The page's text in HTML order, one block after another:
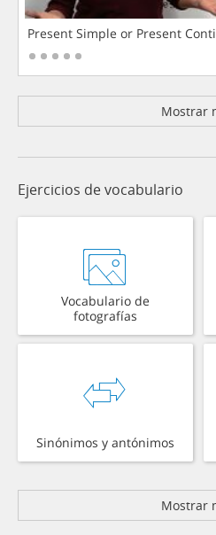
Present Simple or Present
Mostrar
Ejercicios de vocabulario
Vocabulario de
fotografías
Sinónimos y antónimos
Mostrar